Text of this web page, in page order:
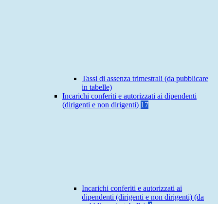
Tassi di assenza trimestrali (da pubblicare
in tabelle)
Incarichi conferiti e autorizzati ai dipendenti
(dirigenti e non dirigenti) 17
Incarichi conferiti e autorizzati ai
dipendenti (dirigenti e non dirigenti) (da